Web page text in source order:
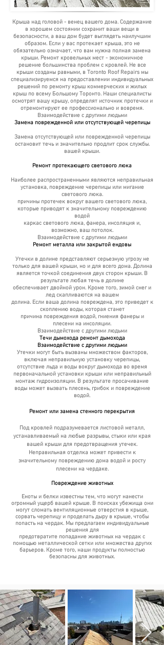
Крыша над головой - венец вашего дома. Содержание
в хорошем состоянии сохранит ваши вещи в
безопасности, а ваш дом будет выглядеть наилучшим
образом. Если у вас протекает крыша, это не
обязательно означает, что вам нужна полная замена
крыши. Ремонт кровельных мест - экономичное
решение большинства проблем с кровлей. Не все
крыши созданы равными, в Toronto Roof Repairs мы
специализируемся на предоставлении индивидуальных
решений по ремонту крыш коммерческих и жилых
крыш по всему Большому Торонто. Наши специалисты
осмотрят вашу крышу, определят источник протечки и
отремонтируют ее профессионально и вовремя.
Взаимодействие с другими людьми
Замена поврежденной или отсутствующей черепицы
Замена отсутствующей или поврежденной черепицы
остановит течь и значительно продлит срок службы.
вашей крыши.
Ремонт протекающего светового люка
Наиболее распространенными являются неправильная
установка, повреждение черепицы или мигание
светового люка.
причины протечек вокруг вашего светового люка,
которые приводят к значительному повреждению
водой
каркас светового люка, фанера, инсоляция и,
возможно, ваш потолок.
Взаимодействие с другими людьми
Ремонт металла или закрытой ендовы
Утечки в долине представляют серьезную угрозу не
только для вашей крыши, но и для всего дома. Долина
является точкой соединения двух сторон крыши. В
результате любая течь в долине
обеспечивает двойной урон. Кроме того, зимой снег и
лед скапливаются на вашем
долина. Если ваша долина повреждена, это приведет к
скоплению воды, которая станет
причина повреждения водой, гниения фанеры и
плесени на инсоляции.
Взаимодействие с другими людьми
Течи дымохода ремонт дымохода
Взаимодействие с другими людьми
Утечки могут быть вызваны множеством факторов,
включая неправильную установку черепицы,
отсутствие льда и воды вокруг дымохода во время
первоначальной установки крыши или неправильный
монтаж гидроизоляции. В результате просачивание
воды может вызвать плесень, грибок и повреждение
водой.
Ремонт или замена стенного перекрытия
Под кровлей подразумевается листовой металл,
устанавливаемый на любые разрывы, стыки или края
вашей крыши для предотвращения утечек.
Неправильная отделка может привести к
значительному повреждению дома водой и росту
плесени на чердаке.
Повреждение животных
Еноты и белки известны тем, что могут нанести
огромный ущерб вашей крыше. В поисках убежища они
могут сломать вентиляционные отверстия в крыше,
сорвать черепицу и проделать дыру в крыше, чтобы
попасть на чердак. Мы предлагаем индивидуальные
решения для
предотвратите попадание животных на чердак с
помощью металлической сетки или множества других
барьеров. Кроме того, наши продукты полностью
безопасны для животных.